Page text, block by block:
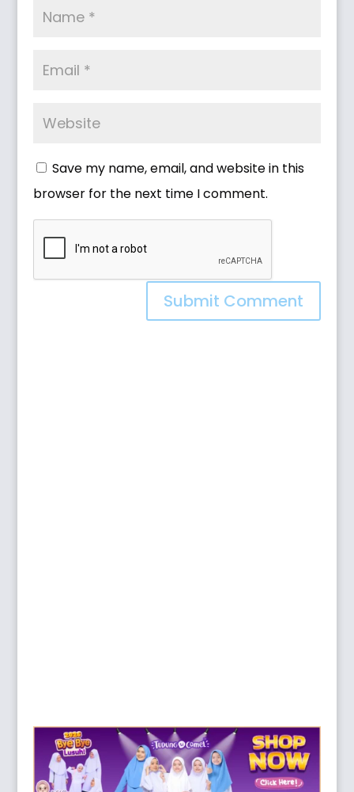
Save my name, email, and website in this
browser for the next time I comment.
Submit Comment